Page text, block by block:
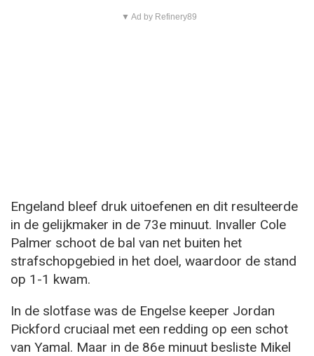
▼ Ad by Refinery89
Engeland bleef druk uitoefenen en dit resulteerde
in de gelijkmaker in de 73e minuut. Invaller Cole
Palmer schoot de bal van net buiten het
strafschopgebied in het doel, waardoor de stand
op 1-1 kwam.
In de slotfase was de Engelse keeper Jordan
Pickford cruciaal met een redding op een schot
van Yamal. Maar in de 86e minuut besliste Mikel